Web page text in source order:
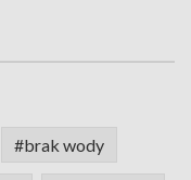
#brak wody